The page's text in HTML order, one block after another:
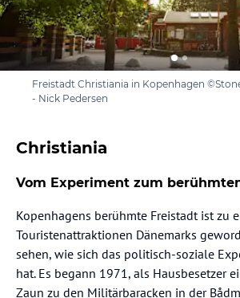
Freistadt Christiania in Kopenhagen
- Nick Pedersen
Christiania
Vom Experiment zum
Kopenhagens berühmte Freistadt ist zu
Touristenattraktionen Dänemarks
sehen, wie sich das politisch-soziale
hat. Es begann 1971, als Hausbesetzer
Zaun zu den Militärbaracken in der